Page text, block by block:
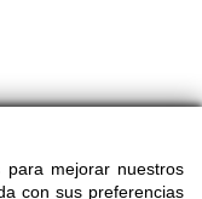
para mejorar nuestros
con sus preferencias